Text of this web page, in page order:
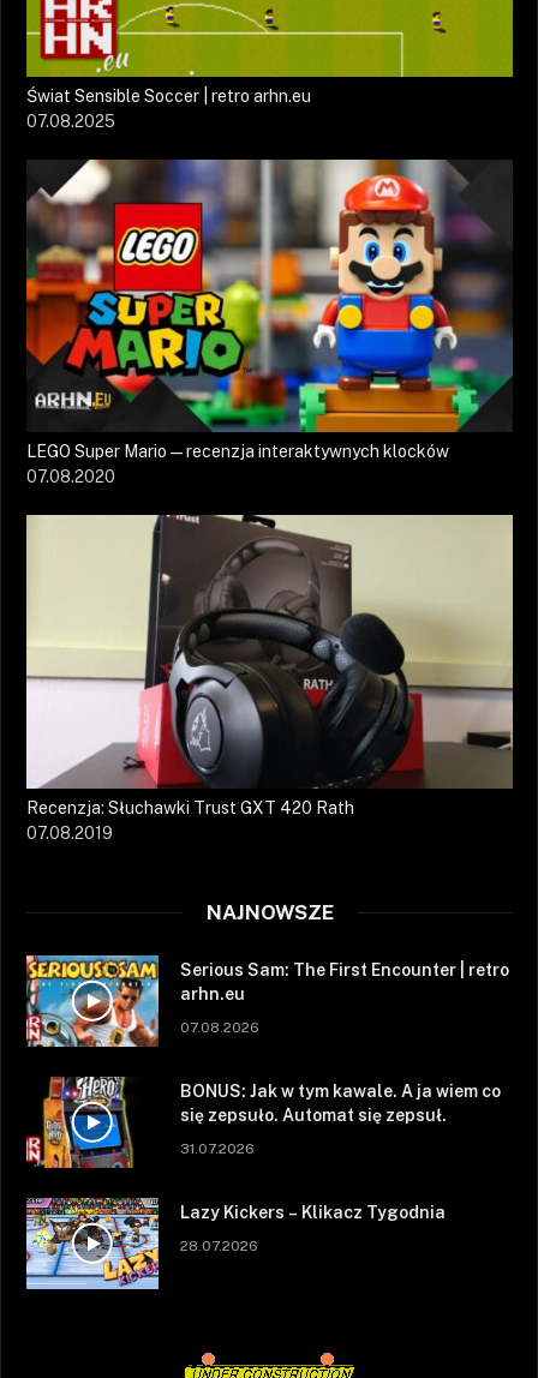
Świat Sensible Soccer | retro arhn.eu
07.08.2025
LEGO Super Mario — recenzja interaktywnych klocków
07.08.2020
Recenzja: Słuchawki Trust GXT 420 Rath
07.08.2019
NAJNOWSZE
Serious Sam: The First Encounter | retro
arhn.eu
07.08.2026
BONUS: Jak w tym kawale. A ja wiem co
się zepsuło. Automat się zepsuł.
31.07.2026
Lazy Kickers – Klikacz Tygodnia
28.07.2026